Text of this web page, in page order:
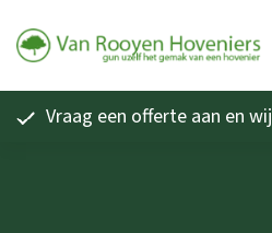
Vraag een offerte aan en